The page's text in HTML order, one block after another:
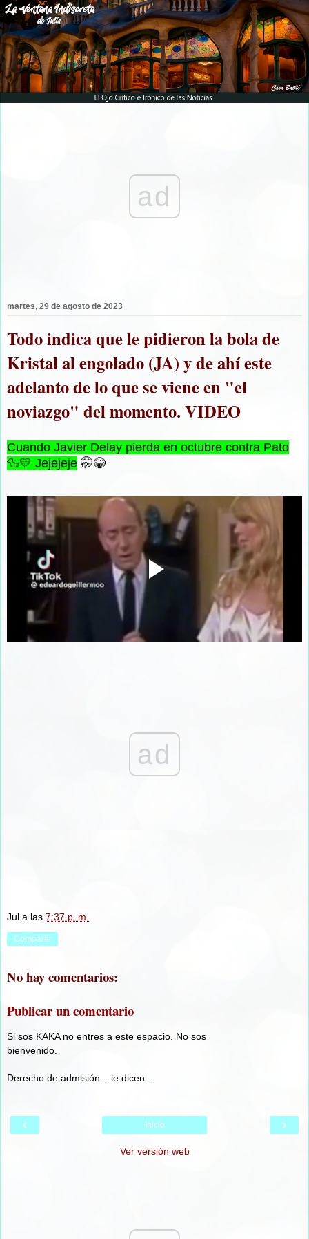
ad
martes, 29 de agosto de 2023
Todo indica que le pidieron la bola de
Kristal al engolado (JA) y de ahí este
adelanto de lo que se viene en "el
noviazgo" del momento. VIDEO
Cuando Javier Delay pierda en octubre contra Pato
🦆💛 Jejejeje 🤭😂
ad
Jul a las 7:37 p. m.
Compartir
No hay comentarios:
Publicar un comentario
Si sos KAKA no entres a este espacio. No sos
bienvenido.
Derecho de admisión... le dicen...
‹ ›
Inicio
Ver versión web